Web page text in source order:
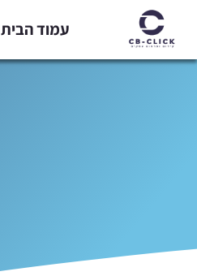
לתוכן
עמוד הבית